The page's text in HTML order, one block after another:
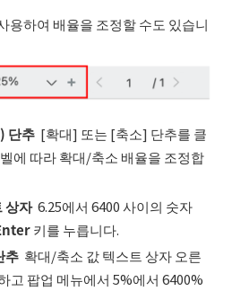
용하여 배율을 조정할 수도 있습니
단추 [확대] 또는 [축소] 단추를 클
에 따라 확대/축소 배율을 조정합
상자 6.25에서 6400 사이의 숫자
키를 누릅니다.
추 확대/축소 값 텍스트 상자 오른
고 팝업 메뉴에서 5%에서 6400%